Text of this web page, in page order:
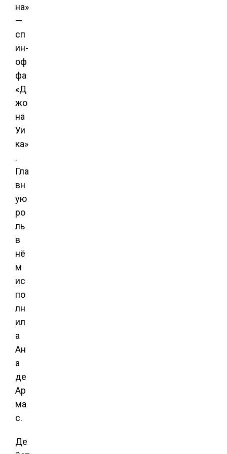
на»
—
сп
ин-
оф
фа
«Д
жо
на
Уи
ка»
.
Гла
вн
ую
ро
ль
в
нё
м
ис
по
лн
ил
а
Ан
а
де
Ар
ма
с.
Де